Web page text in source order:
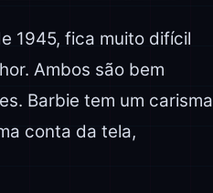
1945, fica muito difícil
Ambos são bem
Barbie tem um carisma
conta da tela,